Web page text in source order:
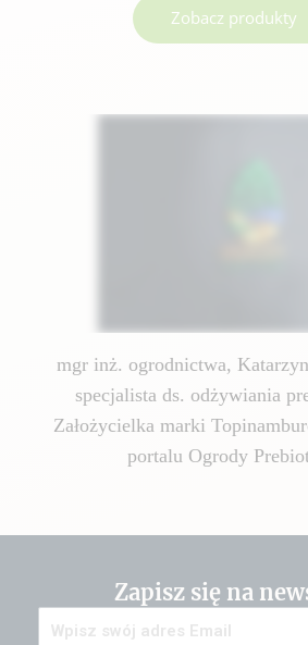
mgr inż. ogrodnictwa,
specjalista ds. odżywiania
Założycielka marki
portalu Ogrody
Zobacz produkty
Zapisz się na